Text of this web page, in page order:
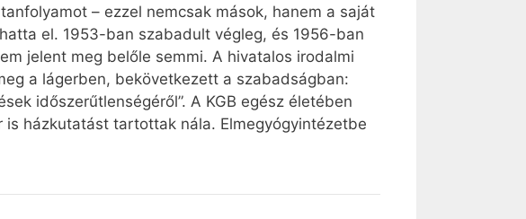
– ezzel nemcsak mások, hanem a saját
el. 1953-ban szabadult végleg, és 1956-ban
jelent meg belőle semmi. A hivatalos irodalmi
a lágerben, bekövetkezett a szabadságban:
időszerűtlenségéről”. A KGB egész életében
házkutatást tartottak nála. Elmegyógyintézetbe